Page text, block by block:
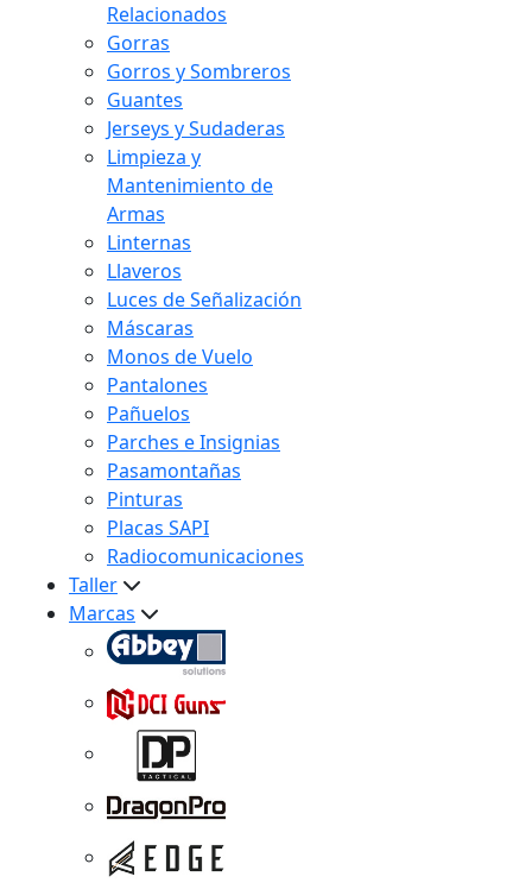
Relacionados
Gorras
Gorros y Sombreros
Guantes
Jerseys y Sudaderas
Limpieza y
Mantenimiento de
Armas
Linternas
Llaveros
Luces de Señalización
Máscaras
Monos de Vuelo
Pantalones
Pañuelos
Parches e Insignias
Pasamontañas
Pinturas
Placas SAPI
Radiocomunicaciones
Taller
Marcas